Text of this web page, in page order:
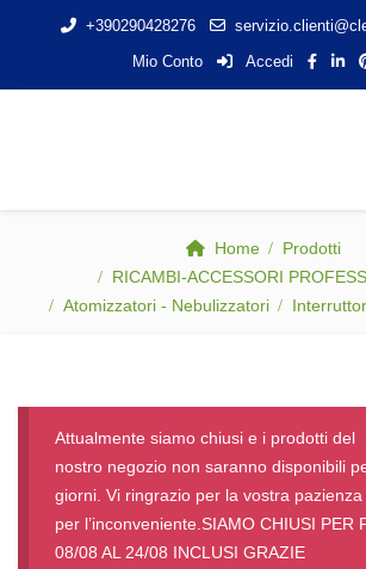
+390290428276
Mio Conto
Accedi
Home
Prodotti
RICAMBI-ACCESSORI
Atomizzatori - Nebulizzatori
Attualmente siamo chiusi e i prodotti del
nostro negozio non saranno disponibili
giorni. Vi ringrazio per la vostra
per l’inconveniente.SIAMO CHIUSI PER
08/08 AL 24/08 INCLUSI GRAZIE